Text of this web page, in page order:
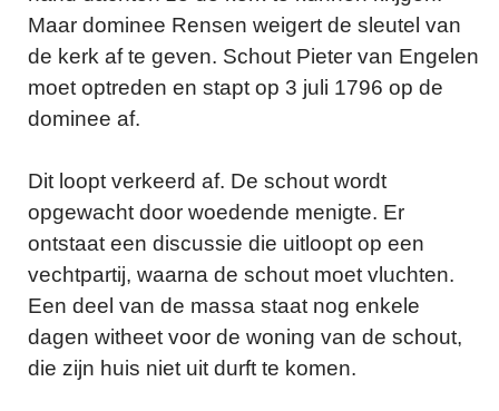
Maar dominee Rensen weigert de sleutel van
de kerk af te geven. Schout Pieter van Engelen
moet optreden en stapt op 3 juli 1796 op de
dominee af.
Dit loopt verkeerd af. De schout wordt
opgewacht door woedende menigte. Er
ontstaat een discussie die uitloopt op een
vechtpartij, waarna de schout moet vluchten.
Een deel van de massa staat nog enkele
dagen witheet voor de woning van de schout,
die zijn huis niet uit durft te komen.